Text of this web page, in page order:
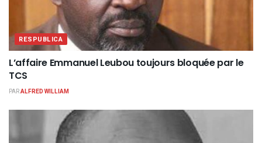
RESPUBLICA
L’affaire Emmanuel Leubou toujours bloquée par le
TCS
PARALFRED WILLIAM